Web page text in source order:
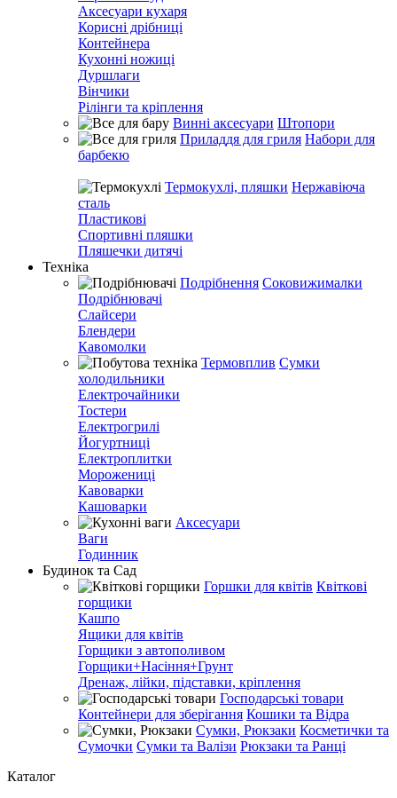
Аксесуари кухаря
Корисні дрібниці
Контейнера
Кухонні ножиці
Дуршлаги
Вінчики
Рілінги та кріплення
Винні аксесуари Штопори
Приладдя для гриля Набори для
барбекю
Термокухлі, пляшки Нержавіюча
сталь
Пластикові
Спортивні пляшки
Пляшечки дитячі
Техніка
Подрібнення Соковижималки
Подрібнювачі
Слайсери
Блендери
Кавомолки
Термовплив Сумки
холодильники
Електрочайники
Тостери
Електрогрилі
Йогуртниці
Електроплитки
Морожениці
Кавоварки
Кашоварки
Аксесуари
Ваги
Годинник
Будинок та Сад
Горшки для квітів Квіткові
горщики
Кашпо
Ящики для квітів
Горщики з автополивом
Горщики+Насіння+Грунт
Дренаж, лійки, підставки, кріплення
Господарські товари
Контейнери для зберігання Кошики та Відра
Сумки, Рюкзаки Косметички та
Сумочки Сумки та Валізи Рюкзаки та Ранці
Каталог